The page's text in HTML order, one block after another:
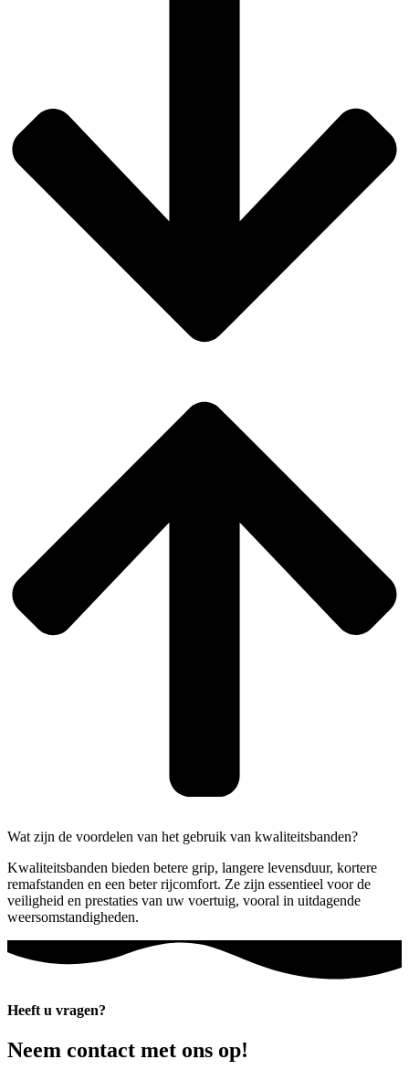
Wat zijn de voordelen van het gebruik van kwaliteitsbanden?
Kwaliteitsbanden bieden betere grip, langere levensduur, kortere
remafstanden en een beter rijcomfort. Ze zijn essentieel voor de
veiligheid en prestaties van uw voertuig, vooral in uitdagende
weersomstandigheden.
Heeft u vragen?
Neem contact met ons op!